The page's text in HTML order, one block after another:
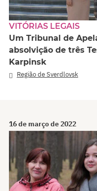
VITÓRIAS LEGAIS
Um Tribunal de
absolvição de três
Karpinsk
Região de Sverdlovsk
16 de março de 2022